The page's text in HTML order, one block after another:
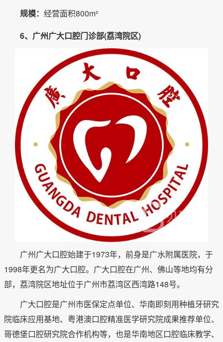
规模： 经营面积800m²
6、广州广大口腔门诊部(荔湾院区)
广州广大口腔始建于1973年，前身是广水附属医院，于
1998年更名为广大口腔。广大口腔在广州、佛山等地均有分
部，荔湾院区地址位于广州市荔湾区西湾路148号。
广大口腔是广州市医保定点单位、华南即刻用种植牙研究
院临床应用基地、粤港澳口腔精准医学研究院成果推荐单位、
哥德堡口腔研究院合作机构等，也是华南地区口腔临床教学、